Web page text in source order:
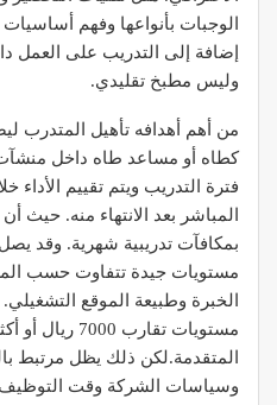
الوجبات بأنواعها وفهم أساسيات
إضافة إلى التدريب على العمل
وليس مطبخ تقليدي.
من أهم أهدافه تأهيل المتدرب
كطاه أو مساعد طاه داخل منشآت
فترة التدريب ويتم تقييم الأداء
المباشر بعد الانتهاء منه. حيث
بمكافآت تدريبية شهرية. وقد
مستويات جيدة تتفاوت حسب
الخبرة وطبيعة الموقع
مستويات تقارب
المتقدمة.لكن ذلك يظل مرتبط
وسياسات الشركة وقت